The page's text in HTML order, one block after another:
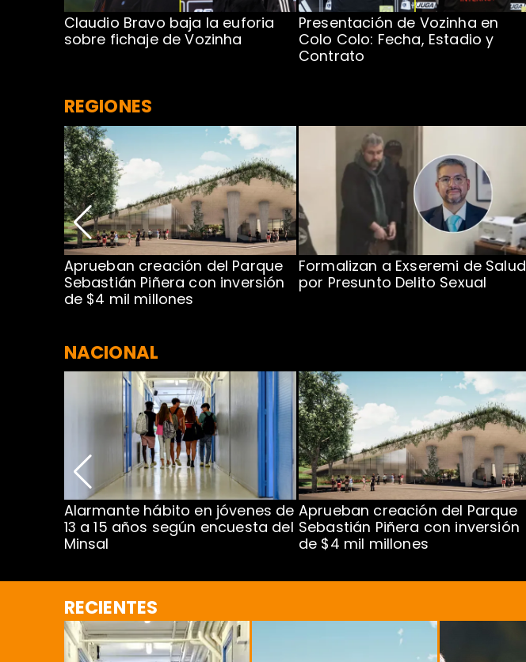
Claudio Bravo baja la euforia
sobre fichaje de Vozinha
Presentación de Vozinha en
Colo Colo: Fecha, Estadio y
Contrato
REGIONES
Aprueban creación del Parque
Sebastián Piñera con inversión
de $4 mil millones
Formalizan a Exseremi de Salud
por Presunto Delito Sexual
NACIONAL
Alarmante hábito en jóvenes de
13 a 15 años según encuesta del
Minsal
Aprueban creación del Parque
Sebastián Piñera con inversión
de $4 mil millones
RECIENTES